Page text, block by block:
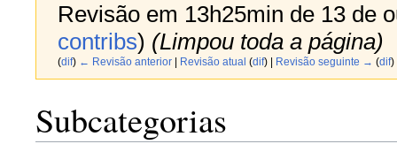
Revisão em 13h25min de 13 de
contribs) (Limpou toda a página)
(dif) ← Revisão anterior | Revisão atual (dif) | Revisão seguinte → (dif)
Subcategorias